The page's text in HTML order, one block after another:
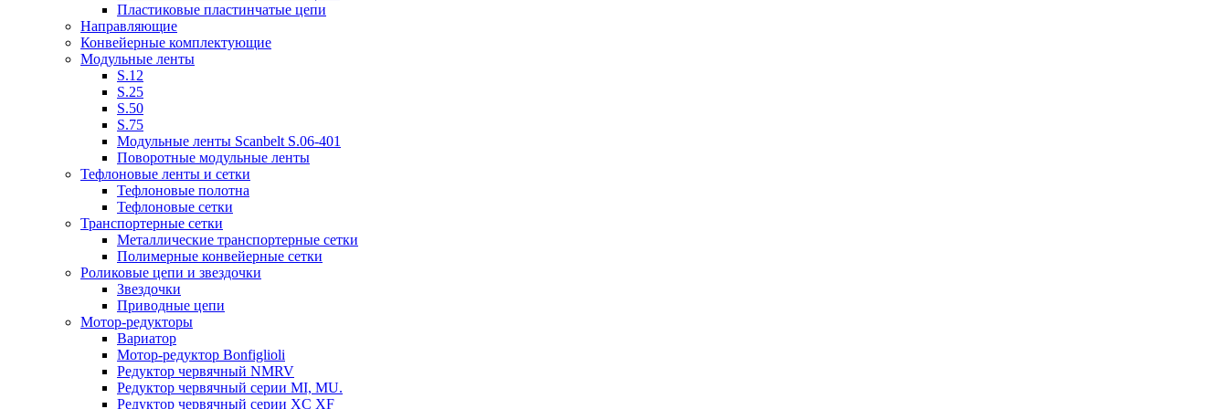
Пластиковые пластинчатые цепи
Направляющие
Конвейерные комплектующие
Модульные ленты
S.12
S.25
S.50
S.75
Модульные ленты Scanbelt S.06-401
Поворотные модульные ленты
Тефлоновые ленты и сетки
Тефлоновые полотна
Тефлоновые сетки
Транспортерные сетки
Металлические транспортерные сетки
Полимерные конвейерные сетки
Роликовые цепи и звездочки
Звездочки
Приводные цепи
Мотор-редукторы
Вариатор
Мотор-редуктор Bonfiglioli
Редуктор червячный NMRV
Редуктор червячный серии MI, MU.
Редуктор червячный серии XC XF